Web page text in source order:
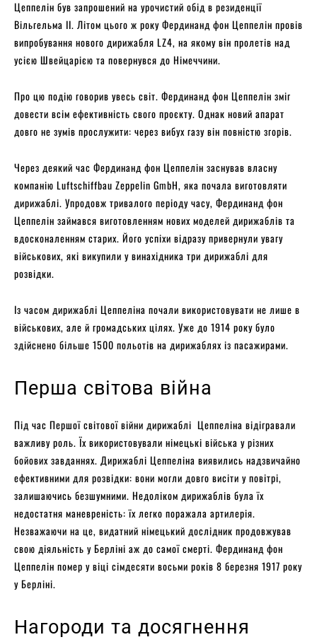
Цеппелін був запрошений на урочистий обід в резиденції
Вільгельма ІІ. Літом цього ж року Фердинанд фон Цеппелін провів
випробування нового дирижабля LZ4, на якому він пролетів над
усією Швейцарією та повернувся до Німеччини.
Про цю подію говорив увесь світ. Фердинанд фон Цеппелін зміг
довести всім ефективність свого проєкту. Однак новий апарат
довго не зумів прослужити: через вибух газу він повністю згорів.
Через деякий час Фердинанд фон Цеппелін заснував власну
компанію Luftschiffbau Zeppelin GmbH, яка почала виготовляти
дирижаблі. Упродовж тривалого періоду часу, Фердинанд фон
Цеппелін займався виготовленням нових моделей дирижаблів та
вдосконаленням старих. Його успіхи відразу привернули увагу
військових, які викупили у винахідника три дирижаблі для
розвідки.
Із часом дирижаблі Цеппеліна почали використовувати не лише в
військових, але й громадських цілях. Уже до 1914 року було
здійснено більше 1500 польотів на дирижаблях із пасажирами.
Перша світова війна
Під час Першої світової війни дирижаблі Цеппеліна відігравали
важливу роль. Їх використовували німецькі війська у різних
бойових завданнях. Дирижаблі Цеппеліна виявились надзвичайно
ефективними для розвідки: вони могли довго висіти у повітрі,
залишаючись безшумними. Недоліком дирижаблів була їх
недостатня маневреність: їх легко поражала артилерія.
Незважаючи на це, видатний німецький дослідник продовжував
свою діяльність у Берліні аж до самої смерті. Фердинанд фон
Цеппелін помер у віці сімдесяти восьми років 8 березня 1917 року
у Берліні.
Нагороди та досягнення